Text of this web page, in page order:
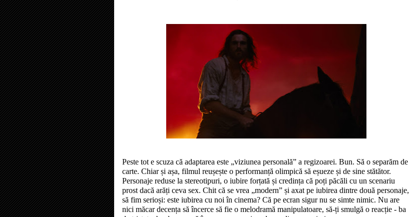
Peste tot e scuza că adaptarea este „viziunea personală” a regizoarei. Bun. Să o separăm de
carte. Chiar și așa, filmul reușește o performanță olimpică să eșueze și de sine stătător.
Personaje reduse la stereotipuri, o iubire forțată și credința că poți păcăli cu un scenariu
prost dacă arăți ceva sex. Chit că se vrea „modern” și axat pe iubirea dintre două personaje,
să fim serioși: este iubirea cu noi în cinema? Că pe ecran sigur nu se simte nimic. Nu are
nici măcar decența să încerce să fie o melodramă manipulatoare, să-ți smulgă o reacție - ba